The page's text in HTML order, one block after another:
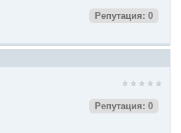
Репутация: 0
Репутация: 0